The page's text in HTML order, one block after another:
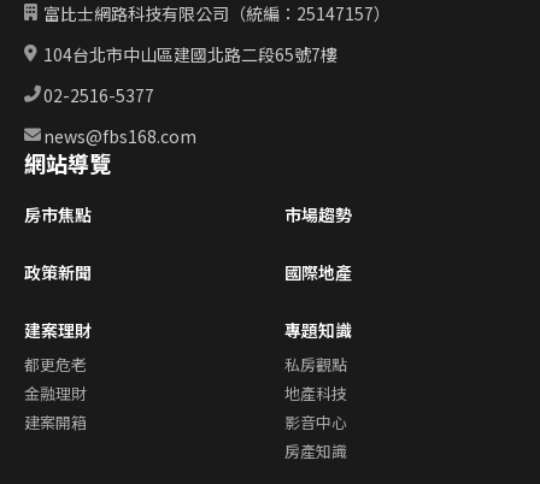
富比士網路科技有限公司（統編：25147157）
104台北市中山區建國北路二段65號7樓
02-2516-5377
news@fbs168.com
網站導覽
房市焦點 市場趨勢
政策新聞 國際地產
建案理財
都更危老
金融理財
建案開箱
專題知識
私房觀點
地產科技
影音中心
房產知識